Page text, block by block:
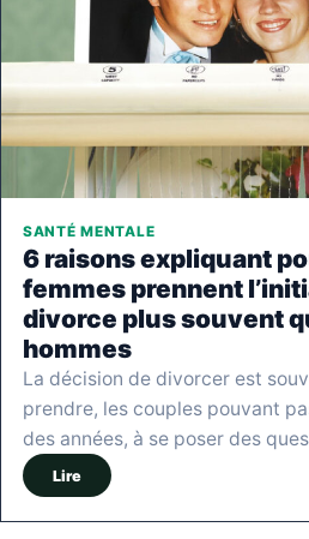
SANTÉ MENTALE
6 raisons expliquant
femmes prennent
divorce plus souvent
hommes
La décision de divorcer est
prendre, les couples pouvant
des années, à se poser des
Lire